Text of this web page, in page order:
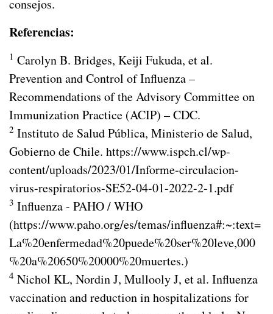
consejos.
Referencias:
1 Carolyn B. Bridges, Keiji Fukuda, et al.
Prevention and Control of Influenza –
Recommendations of the Advisory Committee on
Immunization Practice (ACIP) – CDC.
2 Instituto de Salud Pública, Ministerio de Salud,
Gobierno de Chile. https://www.ispch.cl/wp-
content/uploads/2023/01/Informe-circulacion-
virus-respiratorios-SE52-04-01-2022-2-1.pdf
3 Influenza - PAHO / WHO
(https://www.paho.org/es/temas/influenza#:~:text=
La%20enfermedad%20puede%20ser%20leve,000
%20a%20650%20000%20muertes.)
4 Nichol KL, Nordin J, Mullooly J, et al. Influenza
vaccination and reduction in hospitalizations for